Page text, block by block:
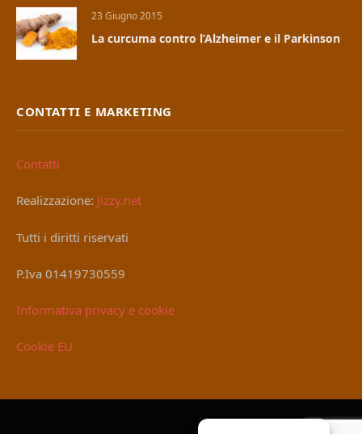
23 Giugno 2015
La curcuma contro l’Alzheimer e il Parkinson
CONTATTI E MARKETING
Contatti
Realizzazione: Jizzy.net
Tutti i diritti riservati
P.Iva 01419730559
Informativa privacy e cookie
Cookie EU